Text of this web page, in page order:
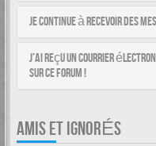
Je continue à recevoir des
J’ai reçu un courrier
sur ce forum !
AMIS ET IGNORÉS